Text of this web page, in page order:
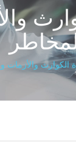
الكوارث والأزمات